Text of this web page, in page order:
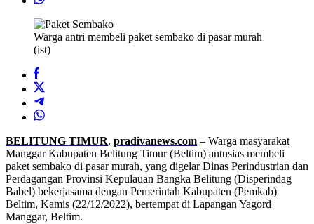
Warga antri membeli paket sembako di pasar murah
(ist)
BELITUNG TIMUR, pradivanews.com – Warga masyarakat
Manggar Kabupaten Belitung Timur (Beltim) antusias membeli
paket sembako di pasar murah, yang digelar Dinas Perindustrian dan
Perdagangan Provinsi Kepulauan Bangka Belitung (Disperindag
Babel) bekerjasama dengan Pemerintah Kabupaten (Pemkab)
Beltim, Kamis (22/12/2022), bertempat di Lapangan Yagord
Manggar, Beltim.